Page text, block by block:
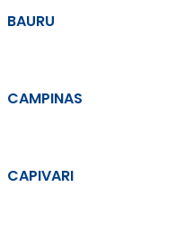
BAURU
CAMPINAS
CAPIVARI